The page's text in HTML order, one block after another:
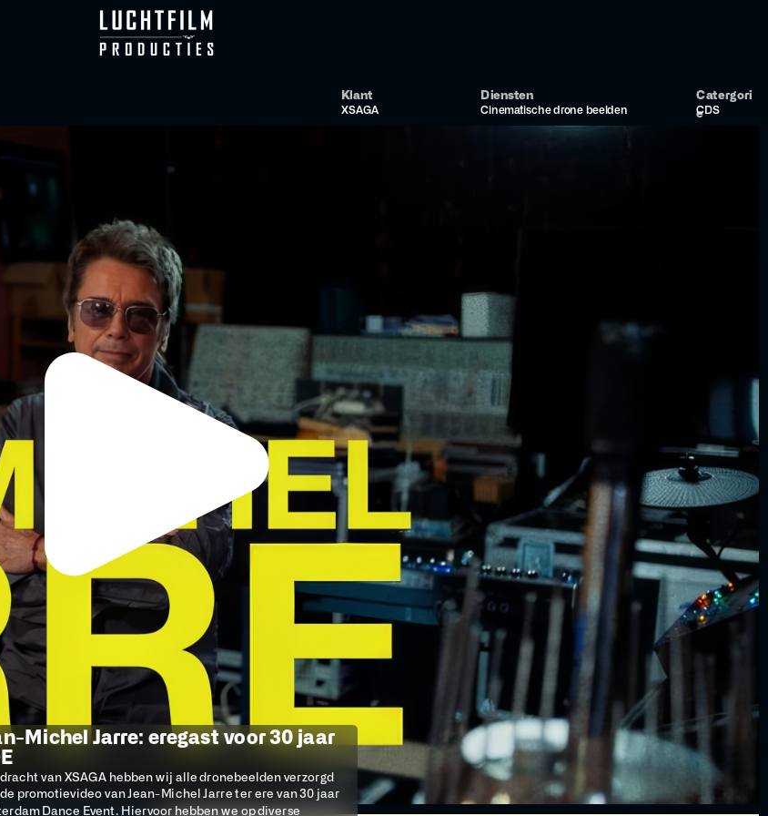
Michel Jarre: eregast voor 30 jaar
van XSAGA hebben wij alle dronebeelden verzorgd
promotievideo van Jean-Michel Jarre ter ere van 30 jaar
Dance Event. Hiervoor hebben we op diverse
Klant Diensten
Catergori
e
XSAGA Cinematische drone beelden CDS